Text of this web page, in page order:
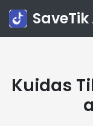
SaveTik
Kuidas